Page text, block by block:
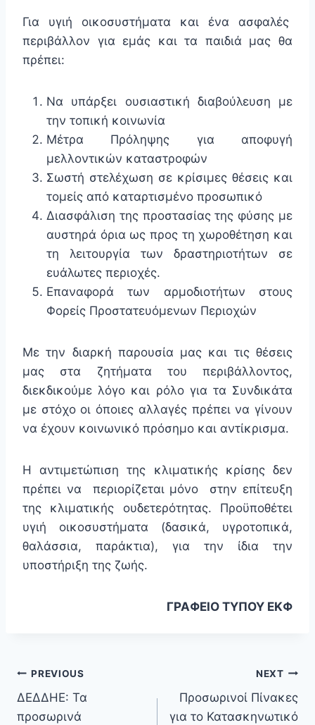
Για υγιή οικοσυστήματα και ένα ασφαλές
περιβάλλον για εμάς και τα παιδιά μας θα
πρέπει:
Να υπάρξει ουσιαστική διαβούλευση με
την τοπική κοινωνία
Μέτρα Πρόληψης για αποφυγή
μελλοντικών καταστροφών
Σωστή στελέχωση σε κρίσιμες θέσεις και
τομείς από καταρτισμένο προσωπικό
Διασφάλιση της προστασίας της φύσης με
αυστηρά όρια ως προς τη χωροθέτηση και
τη λειτουργία των δραστηριοτήτων σε
ευάλωτες περιοχές.
Επαναφορά των αρμοδιοτήτων στους
Φορείς Προστατευόμενων Περιοχών
Με την διαρκή παρουσία μας και τις θέσεις
μας στα ζητήματα του περιβάλλοντος,
διεκδικούμε λόγο και ρόλο για τα Συνδικάτα
με στόχο οι όποιες αλλαγές πρέπει να γίνουν
να έχουν κοινωνικό πρόσημο και αντίκρισμα.
Η αντιμετώπιση της κλιματικής κρίσης δεν
πρέπει να περιορίζεται μόνο στην επίτευξη
της κλιματικής ουδετερότητας. Προϋποθέτει
υγιή οικοσυστήματα (δασικά, υγροτοπικά,
θαλάσσια, παράκτια), για την ίδια την
υποστήριξη της ζωής.
ΓΡΑΦΕΙΟ ΤΥΠΟΥ ΕΚΦ
PREVIOUS
ΔΕΔΔΗΕ: Τα
προσωρινά
NEXT
Προσωρινοί Πίνακες
για το Κατασκηνωτικό